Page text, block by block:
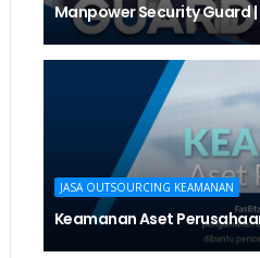
Manpower Security Guard |
JASA OUTSOURCING KEAMANAN
Keamanan Aset